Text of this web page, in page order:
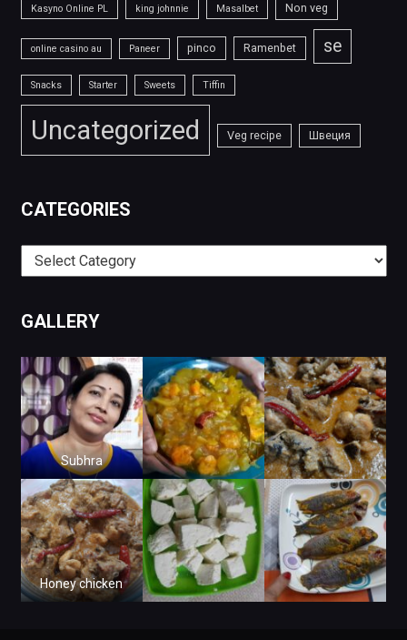
Kasyno Online PL king johnnie Masalbet Non veg
online casino au Paneer pinco Ramenbet se
Snacks Starter Sweets Tiffin
Uncategorized Veg recipe Швеция
CATEGORIES
Categories
GALLERY
Subhra
Honey chicken